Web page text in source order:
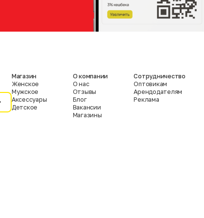
Магазин
Женское
Мужское
Аксессуары
Детское
О компании
О нас
Отзывы
Блог
Вакансии
Магазины
Сотрудничество
Оптовикам
Арендодателям
Реклама